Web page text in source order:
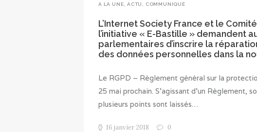
A LA UNE,ACTU , COMMUNIQUÉ
L’Internet Society France et le
l’initiative « E-Bastille » demandent
parlementaires d’inscrire la
des données personnelles dans la
Le RGPD – Règlement général sur la
25 mai prochain. S’agissant d’un Règlement,
plusieurs points sont laissés…
16 janvier 2018 0